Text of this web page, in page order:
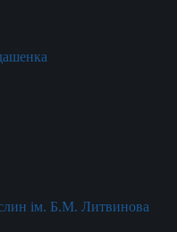
ім. Б.М. Литвинова